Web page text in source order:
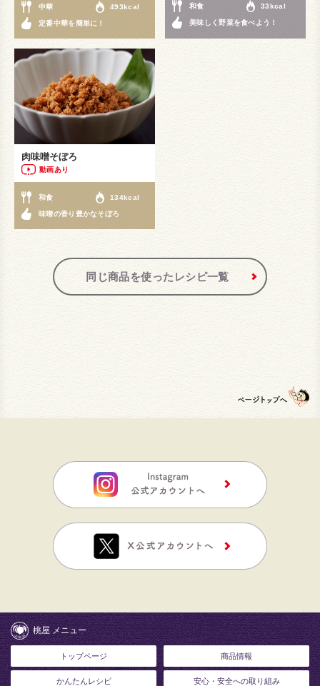
中華 493kcal
定番中華を簡単に！
和食 33kcal
美味しく野菜を食べよう！
肉味噌そぼろ
動画あり
和食 134kcal
味噌の香り豊かなそぼろ
同じ商品を使ったレシピ一覧
桃屋 メニュー
トップページ 商品情報
かんたんレシピ 安心・安全への取り組み